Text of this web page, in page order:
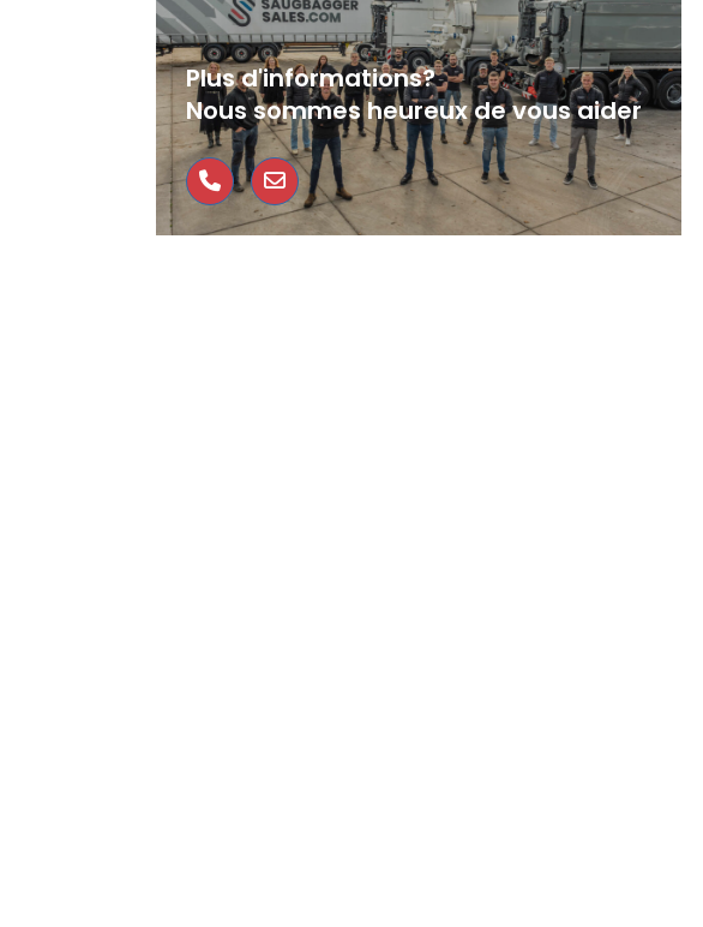
Plus d'informations?
Nous sommes heureux de vous aider